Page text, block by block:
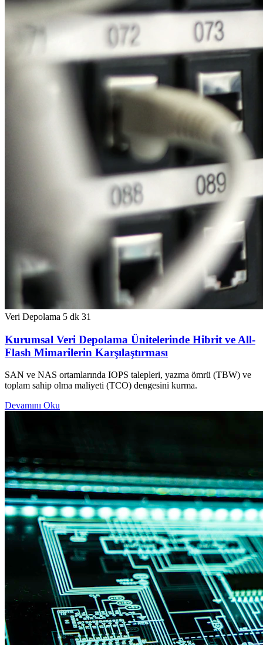
Veri Depolama 5 dk 31
Kurumsal Veri Depolama Ünitelerinde Hibrit ve All-
Flash Mimarilerin Karşılaştırması
SAN ve NAS ortamlarında IOPS talepleri, yazma ömrü (TBW) ve
toplam sahip olma maliyeti (TCO) dengesini kurma.
Devamını Oku